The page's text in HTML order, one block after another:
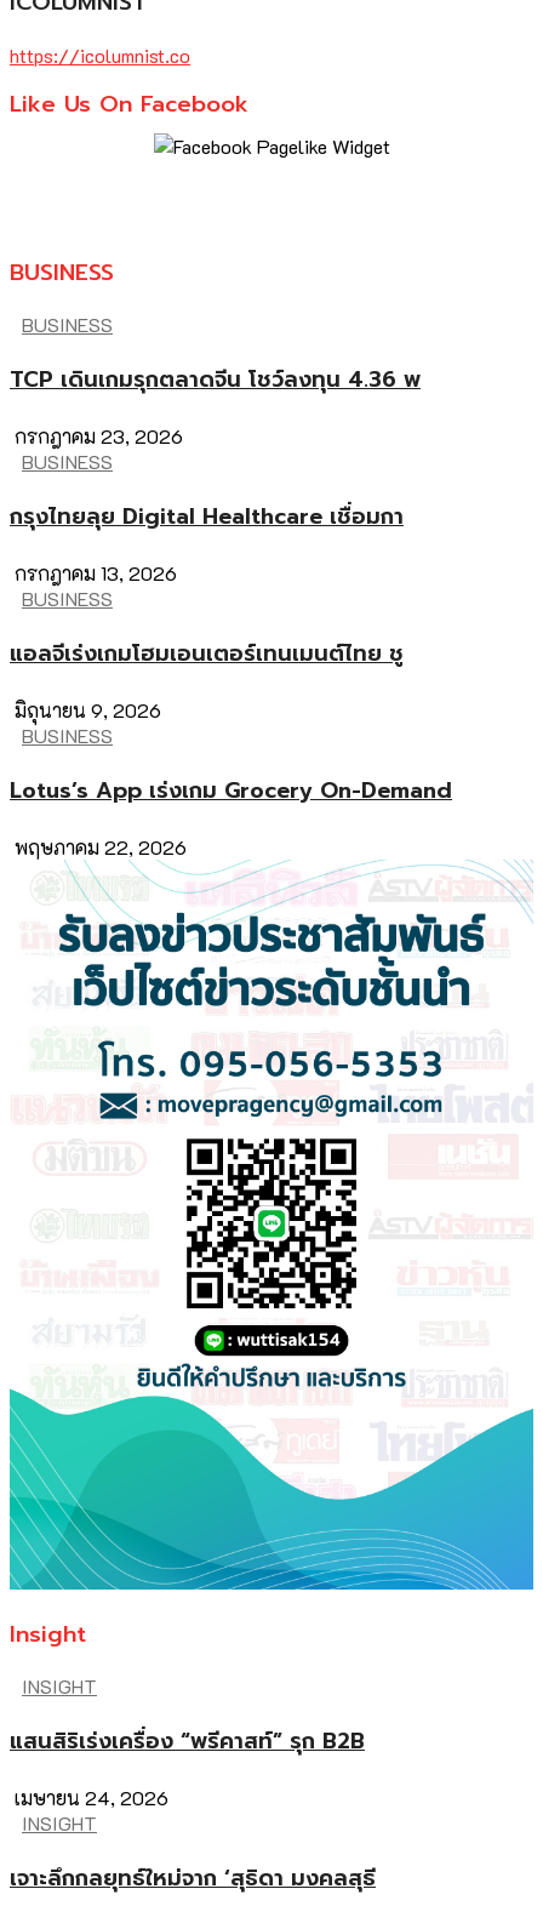
https://icolumnist.co
Like Us On Facebook
BUSINESS
BUSINESS
TCP เดินเกมรุกตลาดจีน โชว์ลงทุน 4.36 พ
กรกฎาคม 23, 2026
BUSINESS
กรุงไทยลุย Digital Healthcare เชื่อมกา
กรกฎาคม 13, 2026
BUSINESS
แอลจีเร่งเกมโฮมเอนเตอร์เทนเมนต์ไทย ชู
มิถุนายน 9, 2026
BUSINESS
Lotus’s App เร่งเกม Grocery On-Demand
พฤษภาคม 22, 2026
Insight
INSIGHT
แสนสิริเร่งเครื่อง “พรีคาสท์” รุก B2B
เมษายน 24, 2026
INSIGHT
เจาะลึกกลยุทธ์ใหม่จาก ‘สุธิดา มงคลสุธี